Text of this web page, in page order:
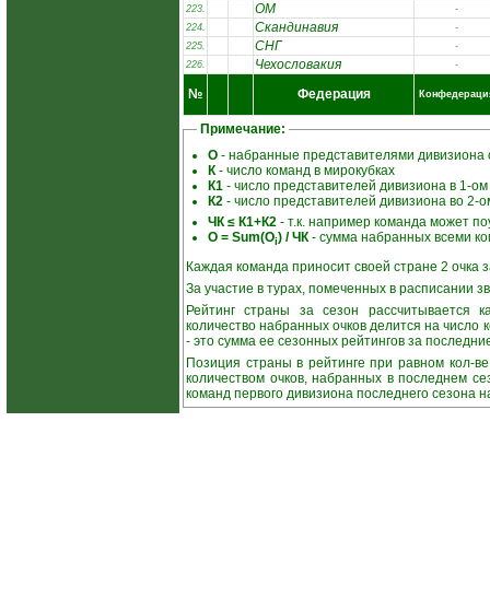
223.
ОМ
-
224.
Скандинавия
-
225.
СНГ
-
226.
Чехословакия -
№ Федерация
Примечание:
О - набранные представителями дивизиона
К- число команд в мирокубках
К1 - число представителей дивизиона в 1-
К2 - число представителей дивизиона во 2-
ЧК ≤ К1+К2 - т.к. например команда может
О = Sum(Оi) / ЧК- сумма набранных всеми
Каждая команда приносит своей стране 2 очка
За участие в турах, помеченных в расписании
Рейтинг страны за сезон рассчитывается
количество набранных очков делится на
- это сумма ее сезонных рейтингов за
Позиция страны в рейтинге при равном кол-
количеством очков, набранных в последнем
команд первого дивизиона последнего